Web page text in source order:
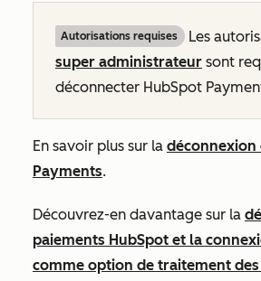
Autorisations requises
Les
super administrateur sont
déconnecter HubSpot
En savoir plus sur la déconnexion
Payments.
Découvrez-en davantage sur la
paiements HubSpot et la
comme option de traitement